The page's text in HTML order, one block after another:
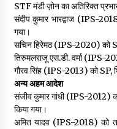
STF मंडी ज़ोन का अतिरिक्त
संदीप कुमार भारद्वाज (IPS-
गया।
सचिन हिरेमठ (IPS-2020) को
तिरुमलराजू एस.डी. वर्मा (IPS-
गौरव सिंह (IPS-2013) को SP,
अन्य अहम आदेश
संजीव कुमार गांधी (IPS-2012)
किया गया।
अमित यादव (IPS-2018) को